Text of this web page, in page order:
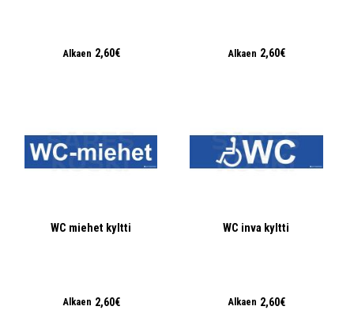
Alkaen 2,60€ Alkaen 2,60€
WC miehet kyltti
Alkaen 2,60€
WC inva kyltti
Alkaen 2,60€